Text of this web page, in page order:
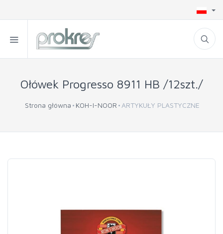
Ołówek Progresso 8911 HB /12szt./
Strona główna KOH-I-NOOR ARTYKUŁY PLASTYCZNE